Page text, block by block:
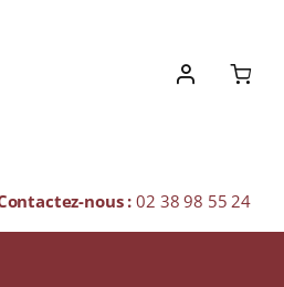
nous :02 38 98 55 24